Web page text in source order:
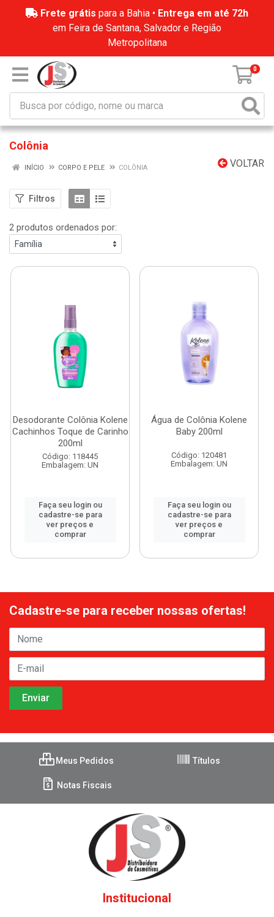
Frete grátis para a Bahia • Entrega em até 72h
em Feira de Santana, Salvador e Região
Metropolitana
0
Colônia
VOLTAR
INÍCIO CORPO E PELE COLÔNIA
Filtros
2 produtos ordenados por:
Desodorante Colônia Kolene
Cachinhos Toque de Carinho
200ml
Código: 118445
Embalagem: UN
Faça seu login ou
cadastre-se para
ver preços e
comprar
Água de Colônia Kolene
Baby 200ml
Código: 120481
Embalagem: UN
Faça seu login ou
cadastre-se para
ver preços e
comprar
Cadastre-se para receber nossas ofertas!
Meus Pedidos Títulos
Notas Fiscais
Institucional